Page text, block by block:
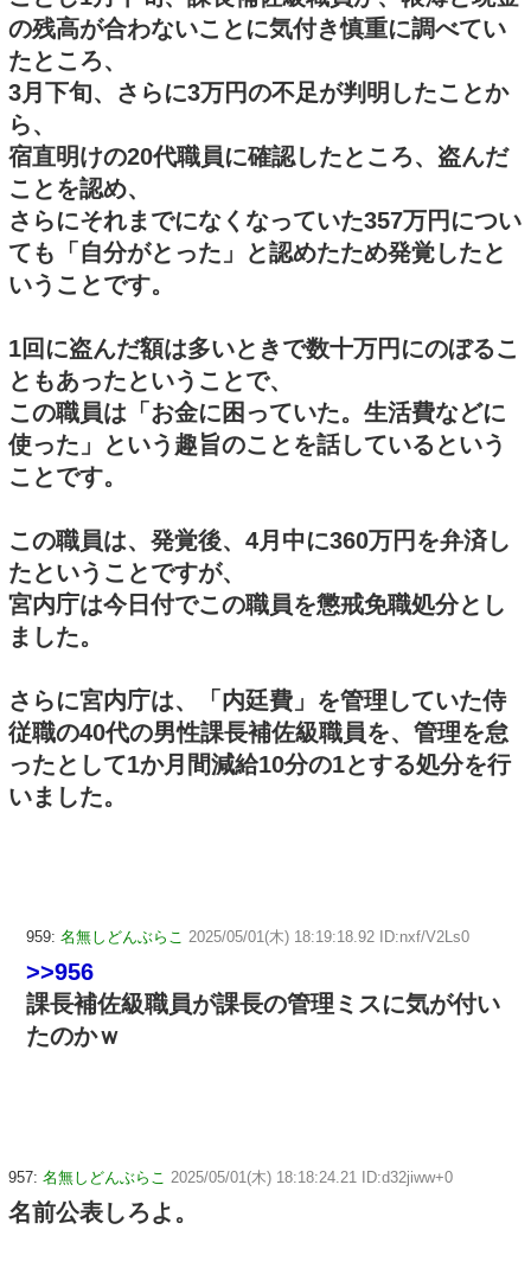
の残高が合わないことに気付き慎重に調べてい
たところ、
3月下旬、さらに3万円の不足が判明したことか
ら、
宿直明けの20代職員に確認したところ、盗んだ
ことを認め、
さらにそれまでになくなっていた357万円につい
ても「自分がとった」と認めたため発覚したと
いうことです。
1回に盗んだ額は多いときで数十万円にのぼるこ
ともあったということで、
この職員は「お金に困っていた。生活費などに
使った」という趣旨のことを話しているという
ことです。
この職員は、発覚後、4月中に360万円を弁済し
たということですが、
宮内庁は今日付でこの職員を懲戒免職処分とし
ました。
さらに宮内庁は、「内廷費」を管理していた侍
従職の40代の男性課長補佐級職員を、管理を怠
ったとして1か月間減給10分の1とする処分を行
いました。
959: 名無しどんぶらこ 2025/05/01(木) 18:19:18.92 ID:nxf/V2Ls0
>>956
課長補佐級職員が課長の管理ミスに気が付い
たのかｗ
957: 名無しどんぶらこ 2025/05/01(木) 18:18:24.21 ID:d32jiww+0
名前公表しろよ。